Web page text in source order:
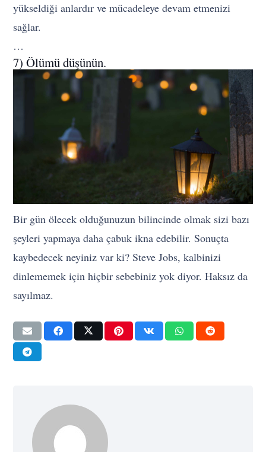
yükseldiği anlardır ve mücadeleye devam etmenizi
sağlar.
…
7) Ölümü düşünün.
Bir gün ölecek olduğunuzun bilincinde olmak sizi bazı
şeyleri yapmaya daha çabuk ikna edebilir. Sonuçta
kaybedecek neyiniz var ki? Steve Jobs, kalbinizi
dinlememek için hiçbir sebebiniz yok diyor. Haksız da
sayılmaz.